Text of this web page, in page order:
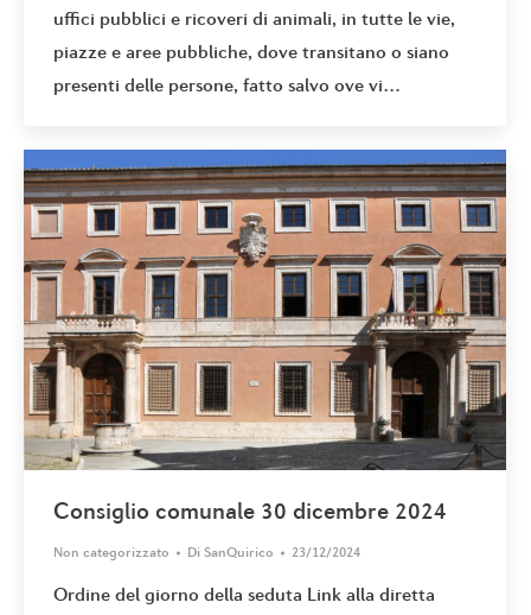
uffici pubblici e ricoveri di animali, in tutte le vie,
piazze e aree pubbliche, dove transitano o siano
presenti delle persone, fatto salvo ove vi…
Consiglio comunale 30 dicembre 2024
Non categorizzato Di SanQuirico 23/12/2024
Ordine del giorno della seduta Link alla diretta